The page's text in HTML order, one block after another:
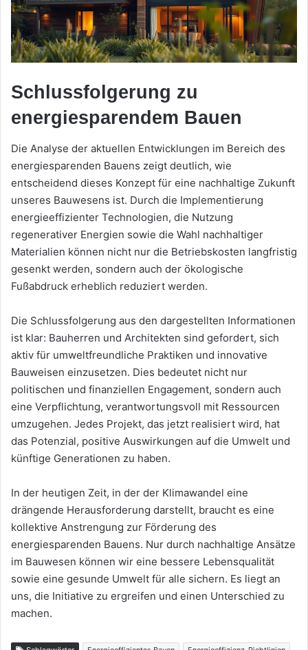
Schlussfolgerung zu
energiesparendem Bauen
Die Analyse der aktuellen Entwicklungen im Bereich des
energiesparenden Bauens zeigt deutlich, wie
entscheidend dieses Konzept für eine nachhaltige Zukunft
unseres Bauwesens ist. Durch die Implementierung
energieeffizienter Technologien, die Nutzung
regenerativer Energien sowie die Wahl nachhaltiger
Materialien können nicht nur die Betriebskosten langfristig
gesenkt werden, sondern auch der ökologische
Fußabdruck erheblich reduziert werden.
Die Schlussfolgerung aus den dargestellten Informationen
ist klar: Bauherren und Architekten sind gefordert, sich
aktiv für umweltfreundliche Praktiken und innovative
Bauweisen einzusetzen. Dies bedeutet nicht nur
politischen und finanziellen Engagement, sondern auch
eine Verpflichtung, verantwortungsvoll mit Ressourcen
umzugehen. Jedes Projekt, das jetzt realisiert wird, hat
das Potenzial, positive Auswirkungen auf die Umwelt und
künftige Generationen zu haben.
In der heutigen Zeit, in der der Klimawandel eine
drängende Herausforderung darstellt, braucht es eine
kollektive Anstrengung zur Förderung des
energiesparenden Bauens. Nur durch nachhaltige Ansätze
im Bauwesen können wir eine bessere Lebensqualität
sowie eine gesunde Umwelt für alle sichern. Es liegt an
uns, die Initiative zu ergreifen und einen Unterschied zu
machen.